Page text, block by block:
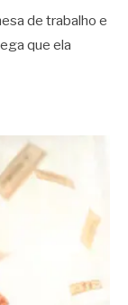
de trabalho e
que ela